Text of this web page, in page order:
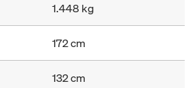
1.448 kg
172 cm
132 cm